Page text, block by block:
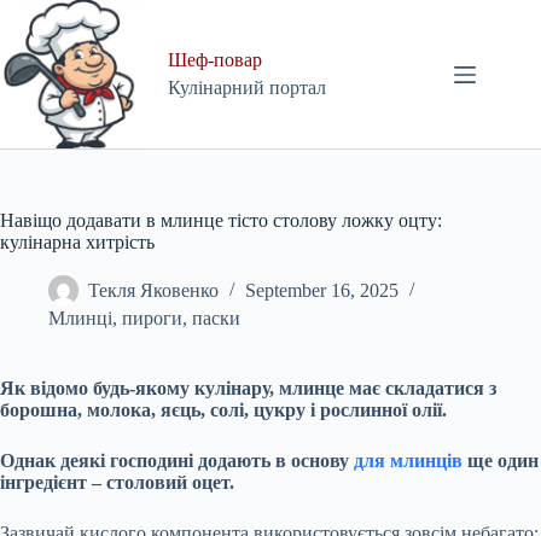
content
Шеф-повар
Кулінарний портал
Навіщо додавати в млинце тісто столову ложку оцту:
кулінарна хитрість
Текля Яковенко
September 16, 2025
Млинці, пироги, паски
Як відомо будь-якому кулінару, млинце має складатися з
борошна, молока, яєць, солі, цукру і рослинної олії.
Однак деякі господині додають в основу для млинців ще один
інгредієнт – столовий оцет.